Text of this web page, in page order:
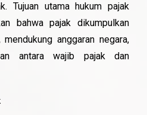
Tujuan utama hukum pajak
bahwa pajak dikumpulkan
anggaran negara,
antara wajib pajak dan